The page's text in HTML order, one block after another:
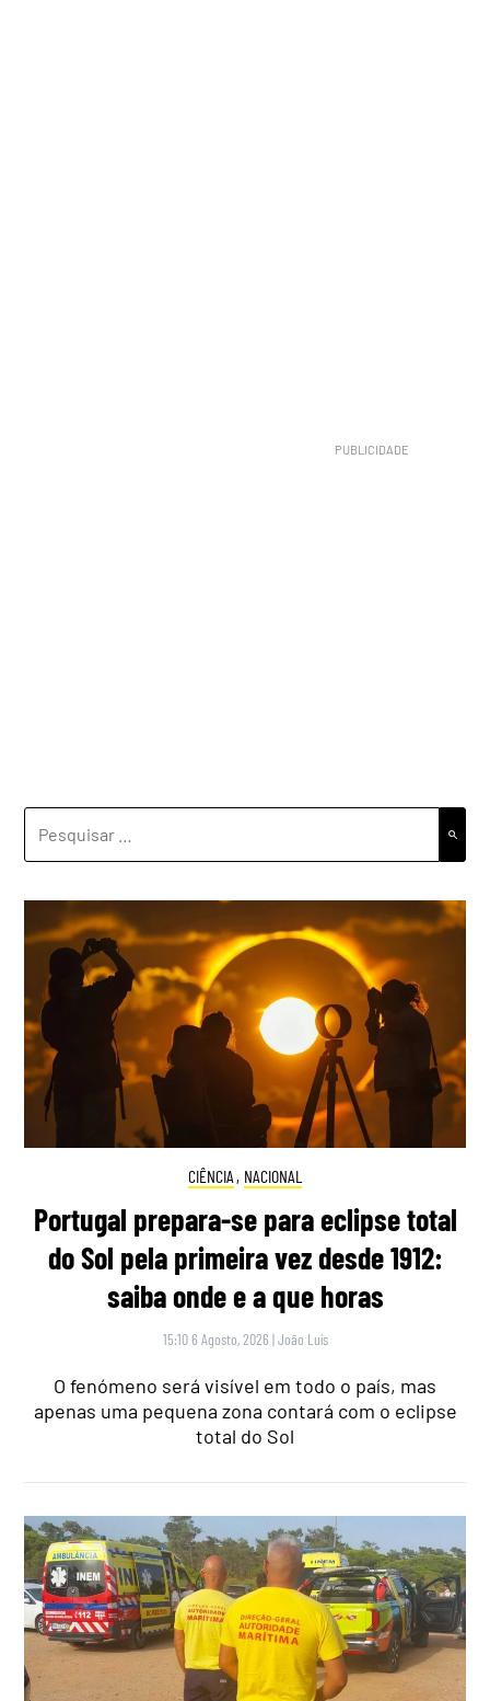
CIÊNCIA , NACIONAL
Portugal prepara-se para eclipse total
do Sol pela primeira vez desde 1912:
saiba onde e a que horas
15:10 6 Agosto, 2026 |João Luís
O fenómeno será visível em todo o país, mas
apenas uma pequena zona contará com o eclipse
total do Sol